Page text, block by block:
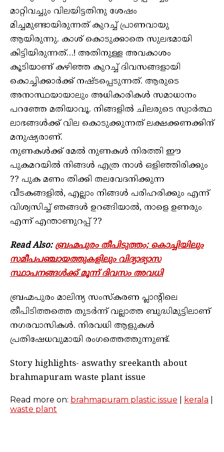
മാറ്റിവച്ചും വിലയിട്ടതിനു ശേഷം
മിച്ചമുണ്ടായിരുന്നത് കുറച്ച് പ്രാണവായു
ആയിരുന്നു. കാശ് കൊടുക്കാതെ സുലഭമായി
കിട്ടിയിരുന്നത്…! അതിനുള്ള അവകാശം
കൂടിയാണ് കഴിഞ്ഞ കുറച്ച് ദിവസങ്ങളായി
കൊച്ചിക്കാർക്ക് നഷ്ടപ്പെടുന്നത്. ആരുടെ
അനാസ്ഥയായാലും അധികാരികൾ സമാധാനം
പറഞ്ഞേ മതിയാവൂ. നിങ്ങളിൽ ചിലരുടെ സ്വാർത്ഥ
ലാഭങ്ങൾക്ക് വില കൊടുക്കുന്നത് ലക്ഷക്കണക്കിന്
മനുഷ്യരാണ്.
നുണകൾക്ക് മേൽ നുണകൾ നിരത്തി ഈ
പുകമറയിൽ നിങ്ങൾ എത്ര നാൾ ഒളിഞ്ഞിരിക്കും
?? പുക മണം തിക്കി തലവേദനിക്കുന്ന
വീടകങ്ങളിൽ, എല്ലാം നിങ്ങൾ പരിഹരിക്കും എന്ന്
വിശ്വസിച്ച് ഞങ്ങൾ ഉറങ്ങിയാൽ, നാളെ ഉണരും
എന്ന് എന്താണുറപ്പ് ??
Read Also: ബ്രഹ്മപുരം തീപിടുത്തം; കൊച്ചിയിലും
സമീപപഞ്ചായത്തുകളിലും വിദ്യാഭ്യാസ
സ്ഥാപനങ്ങൾക്ക് മൂന്ന് ദിവസം അവധി
ബ്രഹ്മപുരം മാലിന്യ സംസ്കരണ പ്ലാൻ്റിലെ
തീപിടിത്തത്തെ തുടർന്ന് വല്ലാത്ത ബുദ്ധിമുട്ടിലാണ്
നഗരവാസികൾ. നിരവധി ആളുകൾ
പ്രതിഷേധവുമായി രംഗത്തെത്തുന്നുണ്ട്.
Story highlights- aswathy sreekanth about
brahmapuram waste plant issue
Read more on: brahmapuram plastic issue kerala
waste plant